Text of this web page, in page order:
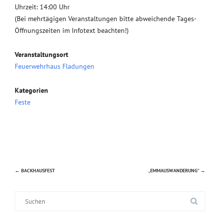
Uhrzeit: 14:00 Uhr
(Bei mehrtägigen Veranstaltungen bitte abweichende Tages-
Öffnungszeiten im Infotext beachten!)
Veranstaltungsort
Feuerwehrhaus Fladungen
Kategorien
Feste
Beitragsnavigation
← BACKHAUSFEST „EMMAUSWANDERUNG“ →